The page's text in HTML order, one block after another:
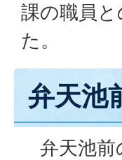
課の職員
た。
弁天池
弁天池前